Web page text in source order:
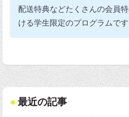
配送特典などたくさんの会員
ける学生限定のプログラムです
最近の記事